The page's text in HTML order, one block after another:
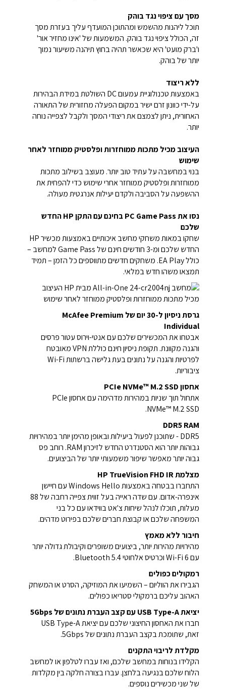
מסך עם ציפוי נגד בוהק
תוכל ליהנות מהשמש ומהתוכן המועדף עליך בעזרת מסך
זה, הכולל ציפוי נגד בוהק. המשמעות של 'אינו מחזיר אור'
ו'ברק מועט' היא שכאשר תהיה בחוץ תיהנה משיעור נמוך
יותר של בוהק.
ללא ריצוד
באמצעות טכנולוגיית עמעום DC השולטת במידת הבהירות
על-ידי כוונון זרם ישיר במקום הפעלה מחזורית של התאורה
האחורית, ניתן לצמצם את ריצודי המסך ולקבל לצפייה נוחה
יותר.
העיצוב מכיל מתכות ממוחזרות ופלסטיק ממוחזר לאחר
שימוש
בנוי במחשבה על עתיד טוב יותר. מעוצב בשילוב מתכות
ממוחזרות ופלסטיק ממוחזר אחרי שימוש כדי להפחית את
ההשפעה על הסביבה ולקדם יעילות אנרגטית מעולה.
נסו את PC Game Pass בחינם עם התקן HP החדש
שלכם
שחקו במאות משחקי מחשב איכותיים באמצעות מכשיר HP
החדש שלכם ומ-3 חודשים חינם של Game Pass למחשב –
כולל EA Play. משחקים חדשים מתווספים כל הזמן – תמיד
תמצאו משהו חדש במלאי.
גרסת ניסיון ל-30 יום של McAfee Premium
Individual
אבטחו את המכשירים שלכם עם אנטי-וירוס עטור פרסים
והגנה מקוונת. תקופת ניסיון חינם כוללת VPN מאובטח
לפרטיות והגנה על נתונים בעת גלישה ברשתות Wi-Fi
ציבוריות.
אחסון PCIe NVMe™ M.2 SSD
אתחול תוך שניות במהירות מדהימה עם אחסון PCIe
NVMe™ M.2 SSD.
DDR5 RAM
DDR5 - שתוכנן לפעול ביעילות ובאופן מהימן יותר במהירויות
גבוהות יותר הוא הסטנדרט החדש לזיכרון RAM. רוחב פס
גבוה יותר מאפשר שיפור משמעותי יותר של הביצועים.
מצלמת HP TrueVision FHD IR
התחברו בבטחה באמצעות Windows Hello עם חיישן
אינפרה-אדום. עם שדה ראייה בעל זווית צפייה רחבה של 88
מעלות, תוכלו לנהל שיחות צ'אט בווידאו עם כל בני
המשפחה שלכם או קבוצת חברים שלכם בפירוט מדהים.
חיבור ללא מאמץ
מהירויות מהירות יותר, ביצועים משופרים וקיבולת גדולה יותר
עם Wi-Fi 6 וכרטיס אלחוטי Bluetooth 5.4.
רמקולים כפולים
הגבירו את הווליום – השמיעו את המוזיקה, הסרט או המשחק
האהוב עליכם ברמקולי סטריאו כפולים.
יציאת USB Type-A עם קצב העברת נתונים של 5Gbps
חברו את האחסון החיצוני שלכם עם יציאת USB Type-A
זאת, שתומכת בקצב העברת נתונים של ‎5Gbps.
מקלדת לריבוי התקנים
הקלידו בנוחות במחשב שלכם, ואז עברו לטלפון או למחשב
הלוח שלכם בנגיעה בלחצן. עברו בצורה חלקה בין מקלדות
של שני מכשירים נוספים.